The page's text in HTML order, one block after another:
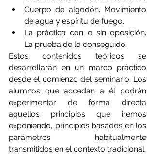
Cuerpo de algodón. Movimiento
de agua y espíritu de fuego.
La práctica con o sin oposición.
La prueba de lo conseguido.
Estos contenidos teóricos se
desarrollarán en un marco práctico
desde el comienzo del seminario. Los
alumnos que accedan a él podrán
experimentar de forma directa
aquellos principios que iremos
exponiendo, principios basados en los
parámetros habitualmente
transmitidos en el contexto tradicional,